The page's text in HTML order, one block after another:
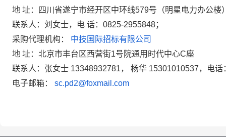
地 址：
四川省遂宁市经开区中环线579号（明星电力办公楼
联系人： 刘女士，电 话：0825-2955848；
采购代理机构： 中技国际招标有限公司
地 址：北京市丰台区西营街1号院通用时代中心C座
联系人：张女士 13348932781， 杨华 15301010537，电话
电子邮箱： sc.pd2@foxmail.com